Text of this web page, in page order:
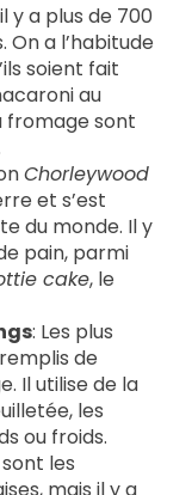
y a plus de 700
a l’habitude
soient fait
au
fromage sont
Chorleywood
et s’est
du monde. Il y
pain, parmi
cake, le
: Les plus
de
Il utilise de la
les
ou froids.
les
mais il y a